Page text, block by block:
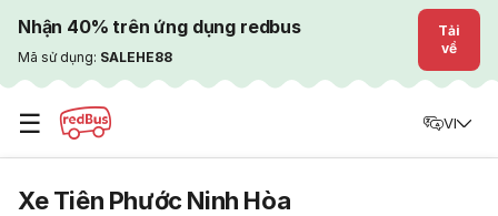
Nhận 40% trên ứng dụng redbus
Mã sử dụng: SALEHE88
Tải
về
☰ VI
Xe Tiên Phước Ninh Hòa